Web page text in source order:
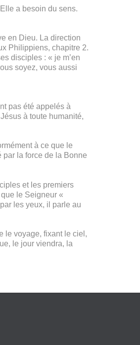
a besoin du sens.
en Dieu. La direction
Philippiens, chapitre 2.
disciples : « je m’en
soyez, vous aussi
pas été appelés à
à toute humanité,
à ce que le
la force de la Bonne
et les premiers
le Seigneur «
les yeux, il parle au
le voyage, fixant le ciel,
le jour viendra, la